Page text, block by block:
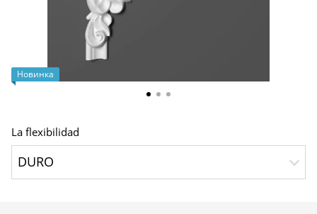
Новинка
La flexibilidad
DURO